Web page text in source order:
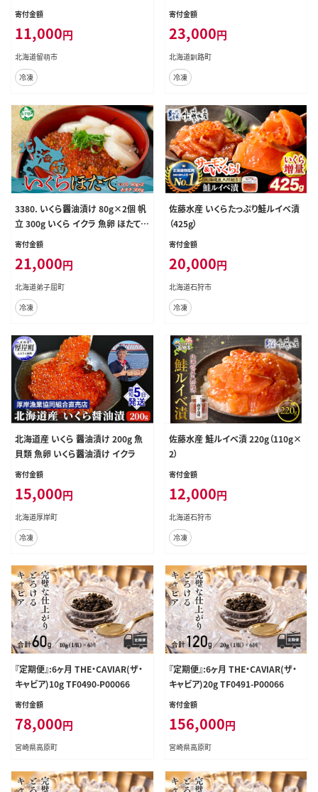
珍味 海鮮 海産物 魚介 魚介類 おつ
ギフト R003-004
寄付金額
11,000円
北海道留萌市
冷凍
ura 鮭 鮭卵 鮭いくら 魚卵 冷凍 スピ
人気 笹谷商店 せんのすけ すぐ発送
3万 北海道 釧路町 釧路超 特産品
寄付金額
23,000円
北海道釧路町
冷凍
3380. いくら醤油漬け 80g×2個 帆
立 300g いくら イクラ 魚卵 ほたて
帆立 ホタテ 魚介 海鮮 送料無料 北
寄付金額
21,000円
北海道弟子屈町
冷凍
佐藤水産 いくらたっぷり鮭ルイベ漬
（425g）
寄付金額
20,000円
北海道石狩市
冷凍
北海道産 いくら 醤油漬け 200g 魚
貝類 魚卵 いくら醤油漬け イクラ
寄付金額
15,000円
北海道厚岸町
冷凍
佐藤水産 鮭ルイベ漬 220g（110g×
2）
寄付金額
12,000円
北海道石狩市
冷凍
『定期便』:6ヶ月 THE・CAVIAR(ザ・
キャビア)10g TF0490-P00066
寄付金額
78,000円
宮崎県高原町
『定期便』:6ヶ月 THE・CAVIAR(ザ・
キャビア)20g TF0491-P00066
寄付金額
156,000円
宮崎県高原町